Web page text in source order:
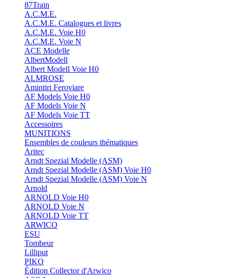
87Train
A.C.M.E.
A.C.M.E. Catalogues et livres
A.C.M.E. Voie H0
A.C.M.E. Voie N
ACE Modelle
AlbertModell
Albert Modell Voie H0
ALMROSE
Amintiri Feroviare
AF Models Voie H0
AF Models Voie N
AF Models Voie TT
Accessoires
MUNITIONS
Ensembles de couleurs thématiques
Aritec
Arndt Spezial Modelle (ASM)
Arndt Spezial Modelle (ASM) Voie H0
Arndt Spezial Modelle (ASM) Voie N
Arnold
ARNOLD Voie H0
ARNOLD Voie N
ARNOLD Voie TT
ARWICO
ESU
Tombeur
Lilliput
PIKO
Édition Collector d'Arwico